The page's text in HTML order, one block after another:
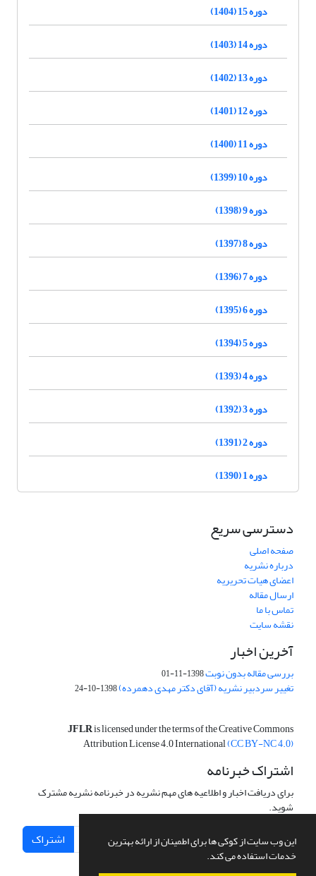
این وب سایت از کوکی ها برای اطمینان از ارائه بهترین
خدمات استفاده می کند.
دوره 15 (1404)
دوره 14 (1403)
دوره 13 (1402)
دوره 12 (1401)
دوره 11 (1400)
دوره 10 (1399)
دوره 9 (1398)
دوره 8 (1397)
دوره 7 (1396)
دوره 6 (1395)
دوره 5 (1394)
دوره 4 (1393)
دوره 3 (1392)
دوره 2 (1391)
دوره 1 (1390)
دسترسی سریع
صفحه اصلی
درباره نشریه
اعضای هیات تحریریه
ارسال مقاله
تماس با ما
نقشه سایت
آخرین اخبار
بررسی مقاله بدون نوبت1398-11-01
تغییر سردبیر نشریه (آقای دکتر مهدی دهمرده)1398-10-24
JFLRis licensed under the terms of the Creative Commons
Attribution License 4.0 International(CC BY-NC 4.0)
اشتراک خبرنامه
برای دریافت اخبار و اطلاعیه های مهم نشریه در خبرنامه نشریه مشترک
شوید.
اشتراک